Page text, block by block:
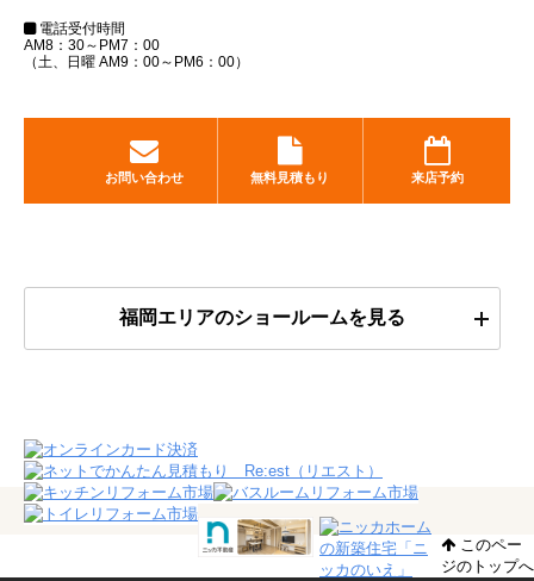
電話受付時間
AM8：30～PM7：00
（土、日曜 AM9：00～PM6：00）
お問い合わせ 無料見積もり 来店予約
福岡エリアのショールームを見る
このペー
ジのトップへ